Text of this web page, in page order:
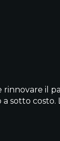
il
costo.